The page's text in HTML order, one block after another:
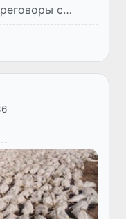
с
«Rothschild
Совета